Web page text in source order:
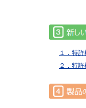
１．特
２．特